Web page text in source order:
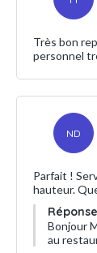
Très bon repas
personnel
ND
Parfait !
hauteur.
Bonjour
au